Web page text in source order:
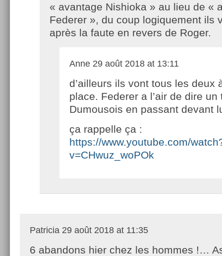
« avantage Nishioka » au lieu de «
Federer », du coup logiquement ils
après la faute en revers de Roger.
Anne 29 août 2018 at 13:11
d’ailleurs ils vont tous les deux
place. Federer a l’air de dire un
Dumousois en passant devant
ça rappelle ça :
https://www.youtube.com/
v=CHwuz_woPOk
Patricia 29 août 2018 at 11:35
6 abandons hier chez les hommes !…